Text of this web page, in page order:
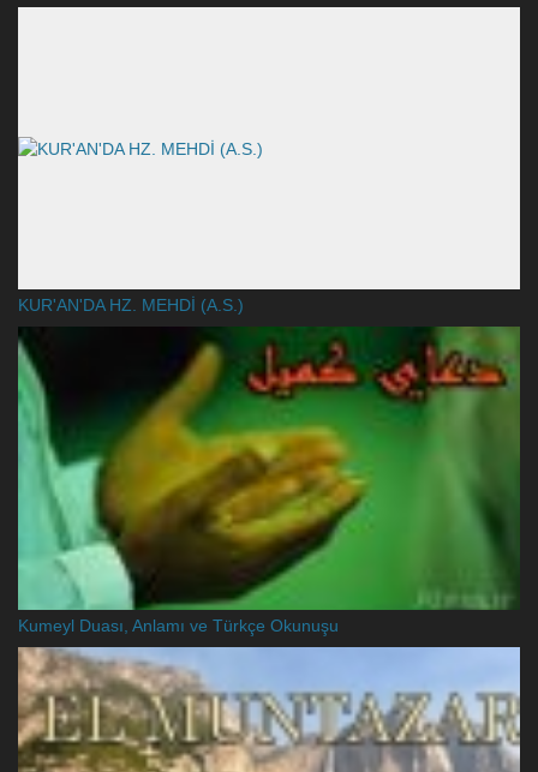
KUR'AN'DA HZ. MEHDİ (A.S.)
Kumeyl Duası, Anlamı ve Türkçe Okunuşu